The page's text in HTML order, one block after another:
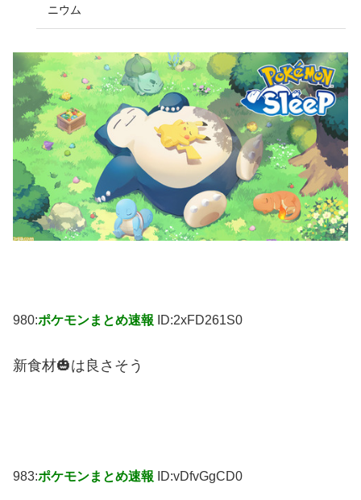
ニウム
980:ポケモンまとめ速報 ID:2xFD261S0
新食材🎃は良さそう
983:ポケモンまとめ速報 ID:vDfvGgCD0